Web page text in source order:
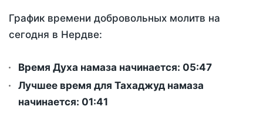
График времени добровольных молитв на
сегодня в Нердве:
Время Духа намаза начинается: 05:47
Лучшее время для Тахаджуд намаза
начинается: 01:41